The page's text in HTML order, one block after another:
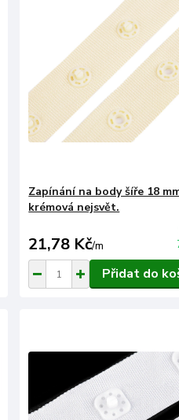
Zapínání na body šíře 18
krémová nejsvět.
21,78 Kč/m
Přidat do